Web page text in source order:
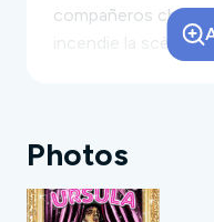
compañeros
incendie la scène
Les classiques de la
entre explosions
Photos